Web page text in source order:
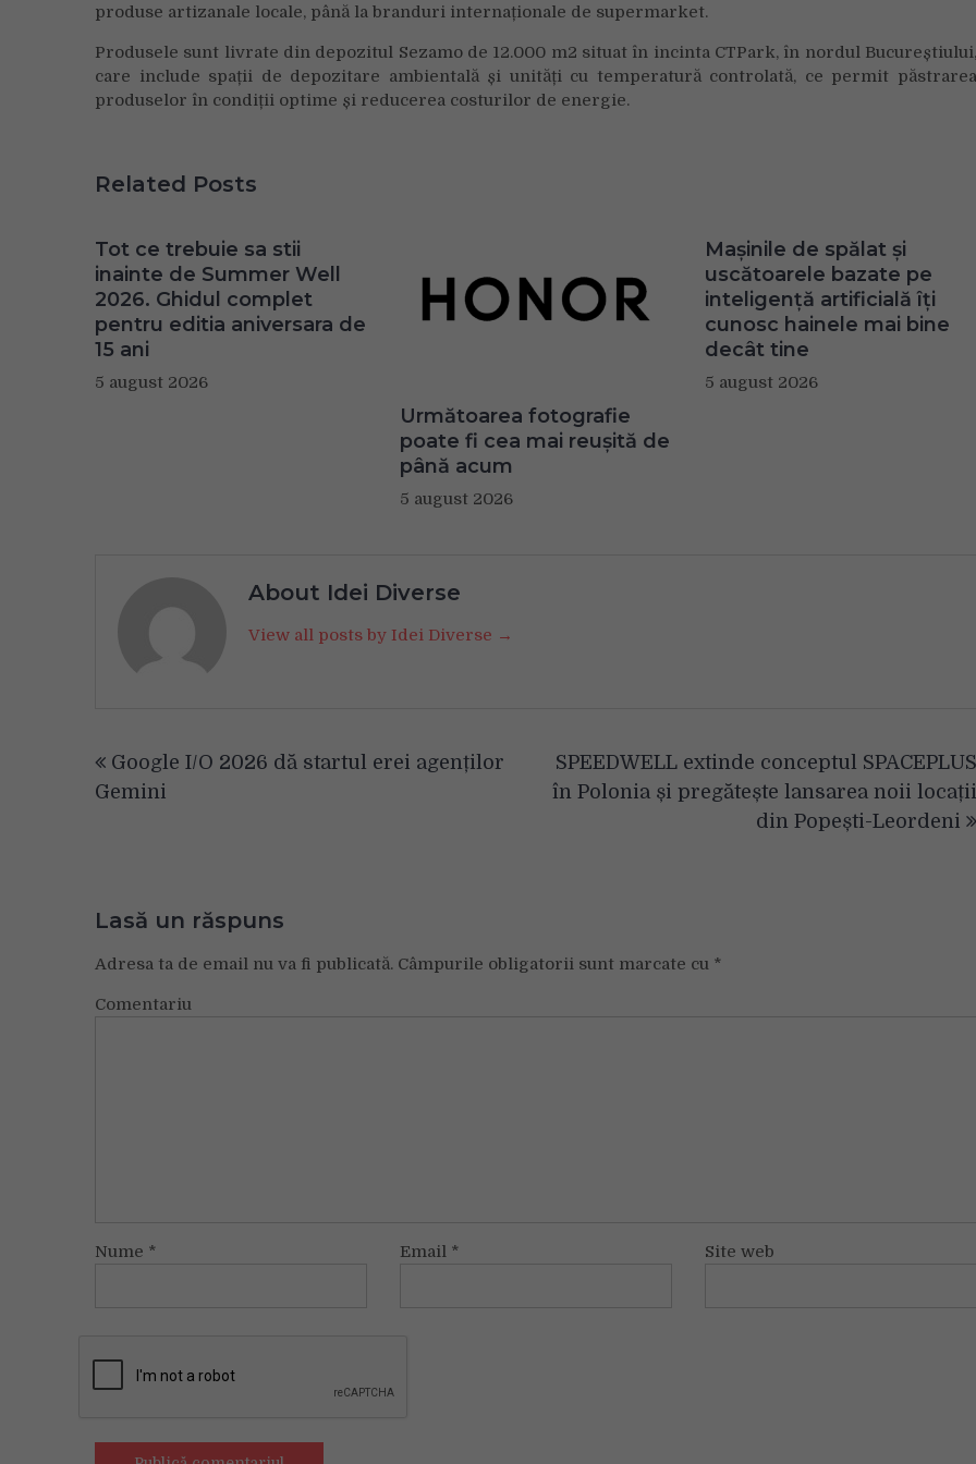
produse artizanale locale, până la branduri internaționale de supermarket.
Produsele sunt livrate din depozitul Sezamo de 12.000 m2 situat în incinta CTPark, în nordul Bucureștiului,
care include spații de depozitare ambientală și unități cu temperatură controlată, ce permit păstrarea
produselor în condiții optime și reducerea costurilor de energie.
Related Posts
Tot ce trebuie sa stii
inainte de Summer Well
2026. Ghidul complet
pentru editia aniversara de
15 ani
5 august 2026
Următoarea fotografie
poate fi cea mai reușită de
până acum
5 august 2026
Mașinile de spălat și
uscătoarele bazate pe
inteligență artificială îți
cunosc hainele mai bine
decât tine
5 august 2026
About Idei Diverse
View all posts by Idei Diverse →
în
Google I/O 2026 dă startul erei agenților
Gemini
SPEEDWELL extinde conceptul SPACEPLUS
în Polonia și pregătește lansarea noii locații
din Popești-Leordeni
Lasă un răspuns
Adresa ta de email nu va fi publicată. Câmpurile obligatorii sunt marcate cu *
Comentariu
Nume * Email * Site web